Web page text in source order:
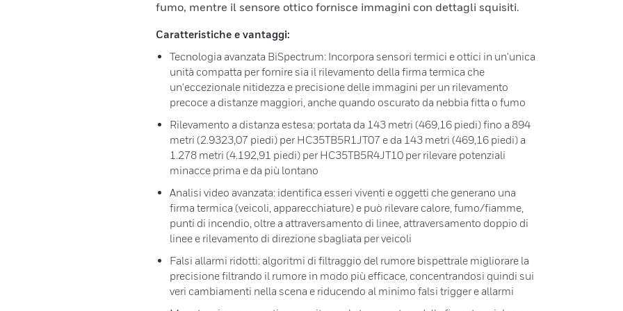
fumo, mentre il sensore ottico fornisce immagini con dettagli squisiti.
Caratteristiche e vantaggi:
Tecnologia avanzata BiSpectrum: Incorpora sensori termici e ottici in un'unica
unità compatta per fornire sia il rilevamento della firma termica che
un'eccezionale nitidezza e precisione delle immagini per un rilevamento
precoce a distanze maggiori, anche quando oscurato da nebbia fitta o fumo
Rilevamento a distanza estesa: portata da 143 metri (469,16 piedi) fino a 894
metri (2.9323,07 piedi) per HC35TB5R1JT07 e da 143 metri (469,16 piedi) a
1.278 metri (4.192,91 piedi) per HC35TB5R4JT10 per rilevare potenziali
minacce prima e da più lontano
Analisi video avanzata: identifica esseri viventi e oggetti che generano una
firma termica (veicoli, apparecchiature) e può rilevare calore, fumo/fiamme,
punti di incendio, oltre a attraversamento di linee, attraversamento doppio di
linee e rilevamento di direzione sbagliata per veicoli
Falsi allarmi ridotti: algoritmi di filtraggio del rumore bispettrale migliorare la
precisione filtrando il rumore in modo più efficace, concentrandosi quindi sui
veri cambiamenti nella scena e riducendo al minimo falsi trigger e allarmi